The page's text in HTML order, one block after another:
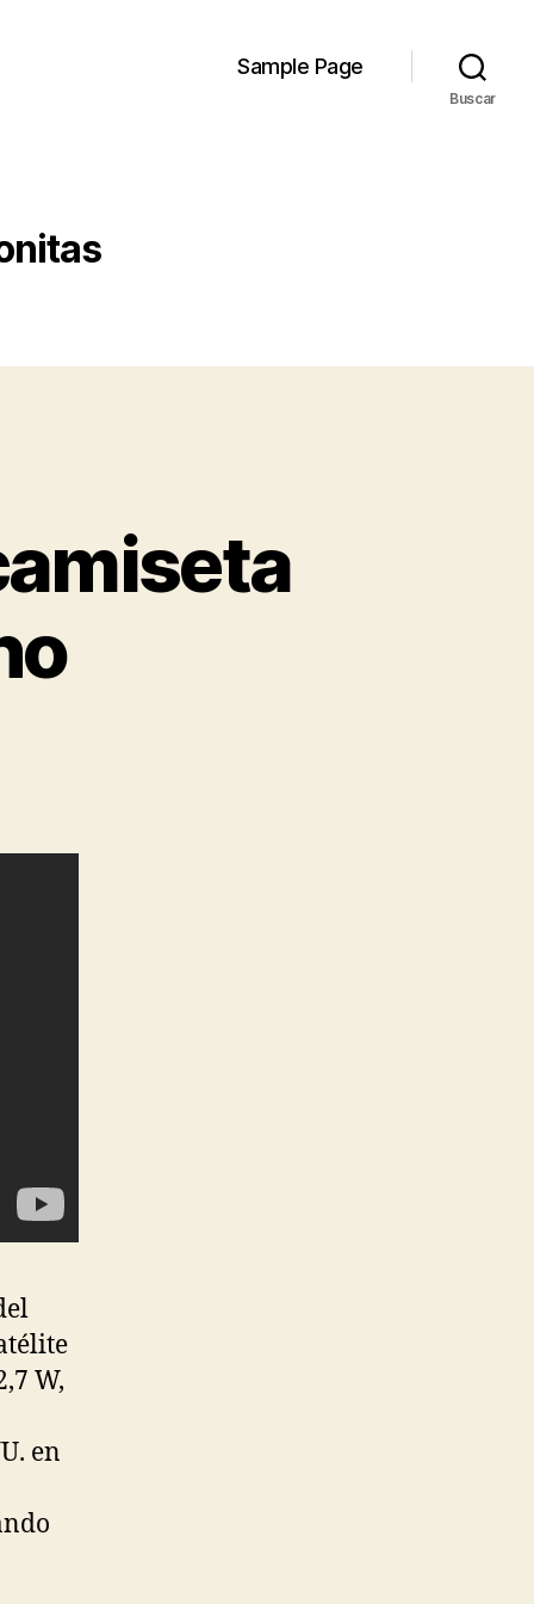
Sample Page
Buscar
W,
en